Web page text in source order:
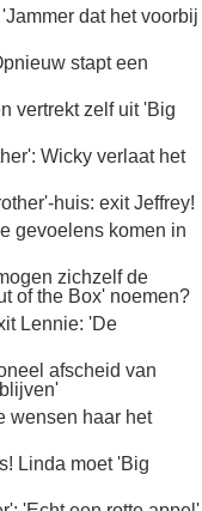
dat het voorbij
stapt een
vertrekt zelf uit 'Big
Wicky verlaat het
huis: exit Jeffrey!
gevoelens komen in
zichzelf de
of the Box' noemen?
Lennie: 'De
afscheid van
wensen haar het
Linda moet 'Big